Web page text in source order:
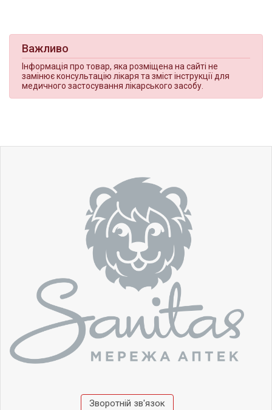
Важливо
Інформація про товар, яка розміщена на сайті не
замінює консультацію лікаря та зміст інструкції для
медичного застосування лікарського засобу.
Зворотній зв'язок